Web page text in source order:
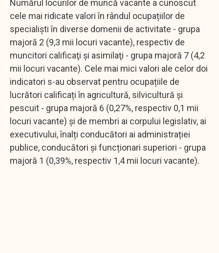
Numărul locurilor de muncă vacante a cunoscut
cele mai ridicate valori în rândul ocupațiilor de
specialiști în diverse domenii de activitate - grupa
majoră 2 (9,3 mii locuri vacante), respectiv de
muncitori calificaţi şi asimilaţi - grupa majoră 7 (4,2
mii locuri vacante). Cele mai mici valori ale celor doi
indicatori s-au observat pentru ocupațiile de
lucrători calificați în agricultură, silvicultură și
pescuit - grupa majoră 6 (0,27%, respectiv 0,1 mii
locuri vacante) și de membri ai corpului legislativ, ai
executivului, înalți conducători ai administrației
publice, conducători și funcționari superiori - grupa
majoră 1 (0,39%, respectiv 1,4 mii locuri vacante).